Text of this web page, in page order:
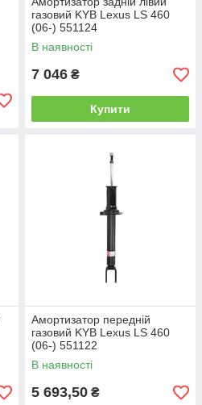
газовий KYB Lexus LS 460
(06-) 551124
В наявності
7 046 ₴
Купити
Амортизатор передній
газовий KYB Lexus LS 460
(06-) 551122
В наявності
5 693,50 ₴